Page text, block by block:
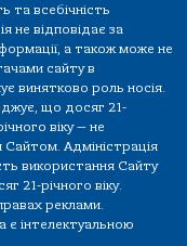
та всебічність
не відповідає за
а також може не
сайту в
винятково роль носія.
що досяг 21-
віку — не
Адміністрація
використання Сайту
21-річного віку.
реклами.
є інтелектуальною